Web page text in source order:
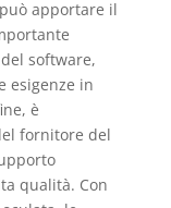
apportare il
software,
esigenze in
è
fornitore del
qualità. Con